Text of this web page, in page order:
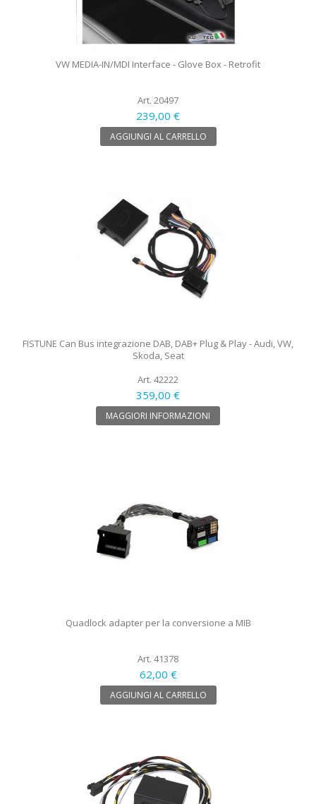
VW MEDIA-IN/MDI Interface - Glove Box - Retrofit
Art. 20497
239,00 €
AGGIUNGI AL CARRELLO
FISTUNE Can Bus integrazione DAB, DAB+ Plug & Play - Audi, VW,
Skoda, Seat
Art. 42222
359,00 €
MAGGIORI INFORMAZIONI
Quadlock adapter per la conversione a MIB
Art. 41378
62,00 €
AGGIUNGI AL CARRELLO